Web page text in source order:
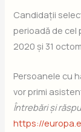
Candidații
perioadă de cel
2020 și 31
Persoanele cu
vor primi
Întrebări și
https://